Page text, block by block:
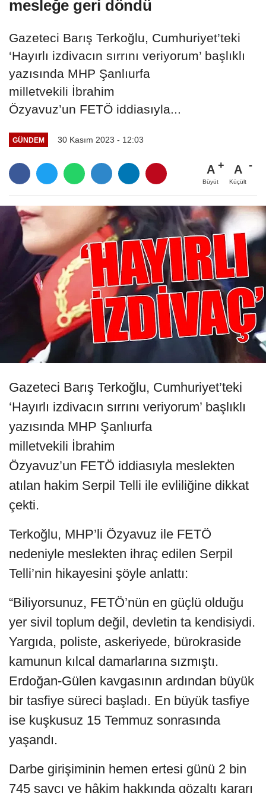
mesleğe geri döndü
Gazeteci Barış Terkoğlu, Cumhuriyet’teki
‘Hayırlı izdivacın sırrını veriyorum’ başlıklı
yazısında MHP Şanlıurfa
milletvekili İbrahim
Özyavuz’un FETÖ iddiasıyla...
GÜNDEM 30 Kasım 2023 - 12:03
A
Büyüt
A
Küçült
Gazeteci Barış Terkoğlu, Cumhuriyet’teki
‘Hayırlı izdivacın sırrını veriyorum’ başlıklı
yazısında MHP Şanlıurfa
milletvekili İbrahim
Özyavuz’un FETÖ iddiasıyla meslekten
atılan hakim Serpil Telli ile evliliğine dikkat
çekti.
Terkoğlu, MHP’li Özyavuz ile FETÖ
nedeniyle meslekten ihraç edilen Serpil
Telli’nin hikayesini şöyle anlattı:
“Biliyorsunuz, FETÖ’nün en güçlü olduğu
yer sivil toplum değil, devletin ta kendisiydi.
Yargıda, poliste, askeriyede, bürokraside
kamunun kılcal damarlarına sızmıştı.
Erdoğan-Gülen kavgasının ardından büyük
bir tasfiye süreci başladı. En büyük tasfiye
ise kuşkusuz 15 Temmuz sonrasında
yaşandı.
Darbe girişiminin hemen ertesi günü 2 bin
745 savcı ve hâkim hakkında gözaltı kararı